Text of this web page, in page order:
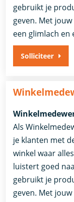
gebruikt je
geven. Met
een glimlach en
Solliciteer
Als
je klanten met
winkel waar
luistert goed
gebruikt je
geven. Met